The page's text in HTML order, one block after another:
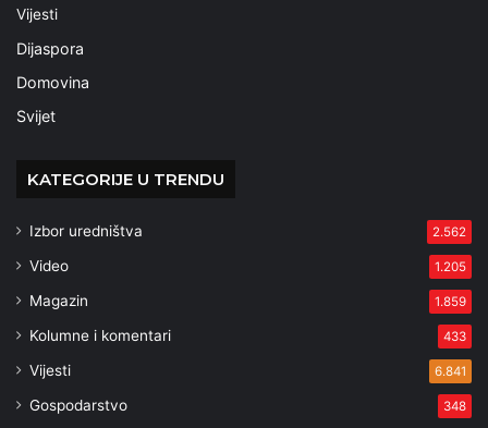
Vijesti
Dijaspora
Domovina
Svijet
KATEGORIJE U TRENDU
Izbor uredništva 2.562
Video 1.205
Magazin 1.859
Kolumne i komentari 433
Vijesti 6.841
Gospodarstvo 348